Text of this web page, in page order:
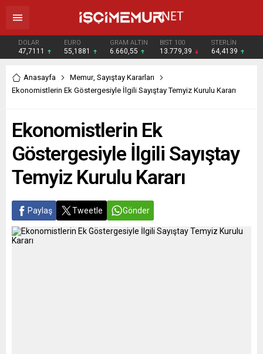
DOLAR
47,7111
EURO
55,1881
GRAM ALTIN
6.660,55
BIST 100
13.779,39
STERLİN
64,4139
Anasayfa Memur, Sayıştay Kararları
Ekonomistlerin Ek Göstergesiyle İlgili Sayıştay Temyiz Kurulu Kararı
Ekonomistlerin Ek
Göstergesiyle İlgili Sayıştay
Temyiz Kurulu Kararı
Paylaş Tweetle Gönder